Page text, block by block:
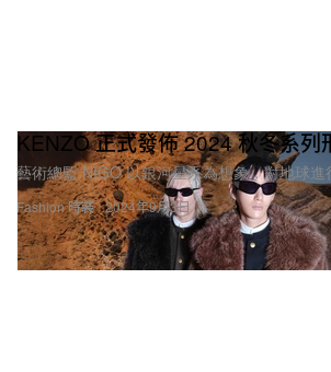
Fashion 時裝
KENZO 正式發佈 2024 秋冬系列
藝術總監 NIGO 以銀河星系為想象，對地球進
2024年9月3日